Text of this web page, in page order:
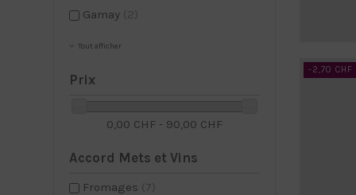
-2,70 CHF
Gamay (2)
Tout afficher
Prix
0,00 CHF - 90,00 CHF
Accord Mets et Vins
Fromages (7)